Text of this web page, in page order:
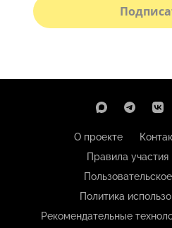
О проекте
Правила участия
Политика
Рекомендательные